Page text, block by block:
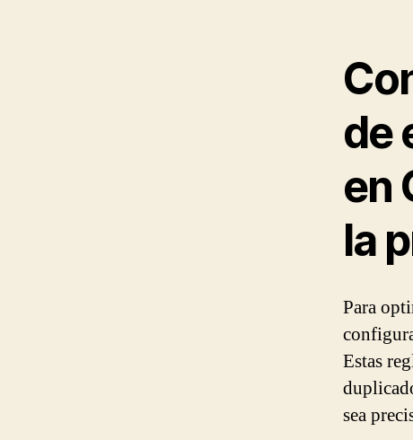
de
en
la
Para
Estas
sea